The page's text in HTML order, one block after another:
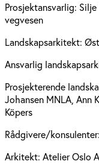
Prosjektansvarlig:
vegvesen
Landskapsarkitekt:
Ansvarlig
Prosjekterende
Johansen MNLA, Ann
Köpers
Rådgivere/konsulenter:
Arkitekt: Atelier Oslo